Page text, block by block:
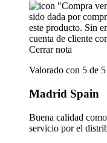
"Compra
sido dada por
este producto. Sin
cuenta de cliente
Cerrar nota
Valorado con 5 de 5
Madrid Spain
Buena calidad
servicio por el